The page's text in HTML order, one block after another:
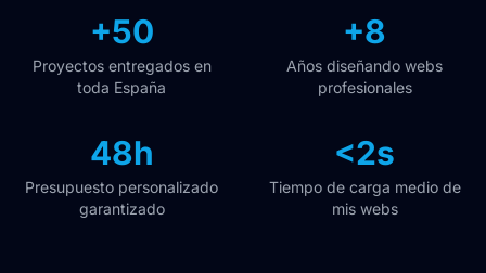
+50
Proyectos entregados en
toda España
+8
Años diseñando webs
profesionales
48h
Presupuesto personalizado
garantizado
<2s
Tiempo de carga medio de
mis webs